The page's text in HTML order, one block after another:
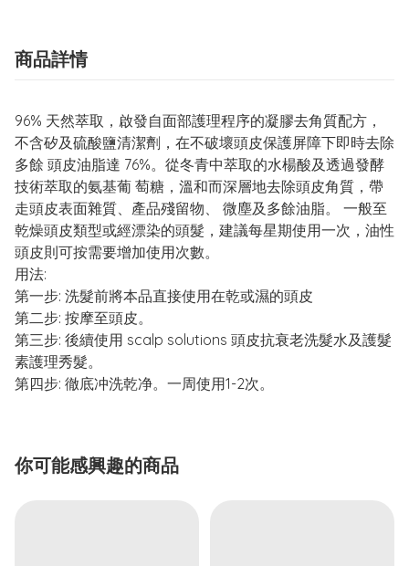
商品詳情
96% 天然萃取，啟發自面部護理程序的凝膠去角質配方，
不含矽及硫酸鹽清潔劑，在不破壞頭皮保護屏障下即時去除
多餘 頭皮油脂達 76%。從冬青中萃取的水楊酸及透過發酵
技術萃取的氨基葡 萄糖，溫和而深層地去除頭皮角質，帶
走頭皮表面雜質、產品殘留物、 微塵及多餘油脂。 一般至
乾燥頭皮類型或經漂染的頭髮，建議每星期使用一次，油性
頭皮則可按需要增加使用次數。
用法:
第一步: 洗髮前將本品直接使用在乾或濕的頭皮
第二步: 按摩至頭皮。
第三步: 後續使用 scalp solutions 頭皮抗衰老洗髮水及護髮
素護理秀髮。
第四步: 徹底冲洗乾净。一周使用1-2次。
你可能感興趣的商品